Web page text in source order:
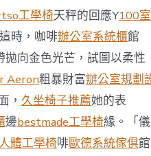
工學椅天秤的回應Y100室
時，咖啡辦公室系統櫃館
拋向金色光芒，試圖以柔性
Aeron粗暴財富辦公室規劃
， 久坐椅子推薦她的表
邊bestmade工學椅緣。「儀
人體工學椅啡歐德系統傢俱館